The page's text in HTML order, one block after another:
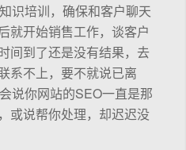
识培训，确保和客户聊天
就开始销售工作，谈客户
间到了还是没有结果，去
系不上，要不就说已离
说你网站的SEO一直是那
或说帮你处理，却迟迟没